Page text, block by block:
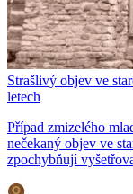
Strašlivý objev ve
letech
Případ zmizelého
nečekaný objev ve
zpochybňují